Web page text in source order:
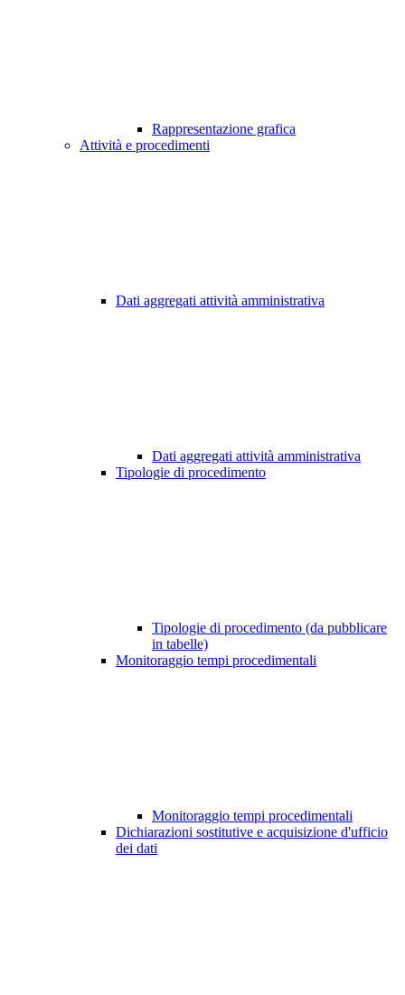
Rappresentazione grafica
Attività e procedimenti
Dati aggregati attività amministrativa
Dati aggregati attività amministrativa
Tipologie di procedimento
Tipologie di procedimento (da pubblicare
in tabelle)
Monitoraggio tempi procedimentali
Monitoraggio tempi procedimentali
Dichiarazioni sostitutive e acquisizione d'ufficio
dei dati